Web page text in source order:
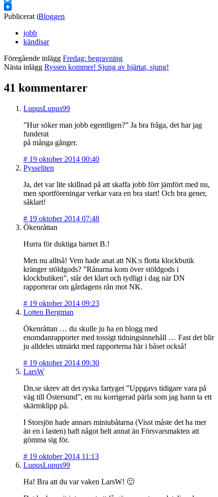
Twitter
Publicerat iBloggen
jobb
kändisar
Föregående inlägg Fredag: begravning
Nästa inlägg Ryssen kommer! Sjung av hjärtat, sjung!
41 kommentarer
LupusLupus99
”Hur söker man jobb egentligen?” Ja bra fråga, det har jag
funderat
på många gånger.
# 19 oktober 2014 00:40
Pysseliten
Ja, det var lite skillnad på att skaffa jobb förr jämfört med nu,
men sportföreningar verkar vara en bra start! Och bra gener,
såklart!
# 19 oktober 2014 07:48
Ökenråttan
Hurra för duktiga barnet B.!
Men nu alltså! Vem hade anat att NK:s flotta klockbutik
kränger stöldgods? ”Rånarna kom över stöldgods i
klockbutiken”, står det klart och tydligt i dag när DN
rapporterar om gårdagens rån mot NK.
# 19 oktober 2014 09:23
Lotten Bergman
Ökenråttan … du skulle ju ha en blogg med
enomdanrapporter med tossigt tidningsinnehåll … Fast det blir
ju alldeles utmärkt med rapporterna här i båset också!
# 19 oktober 2014 09:30
LarsW
Dn.se skrev att det ryska fartyget ”Uppgavs tidigare vara på
väg till Östersund”, en nu korrigerad pärla som jag hann ta ett
skärmklipp på.
I Storsjön hade annars miniubåtarna (Visst måste det ha mer
än en i lasten) haft något helt annat än Försvarsmakten att
gömma sig för.
# 19 oktober 2014 11:13
LupusLupus99
Ha! Bra att du var vaken LarsW! 🙂